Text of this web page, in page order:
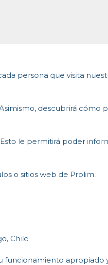
persona que visita
descubrirá cómo
le permitirá poder
o sitios web de Prolim.
Chile
funcionamiento apropiado